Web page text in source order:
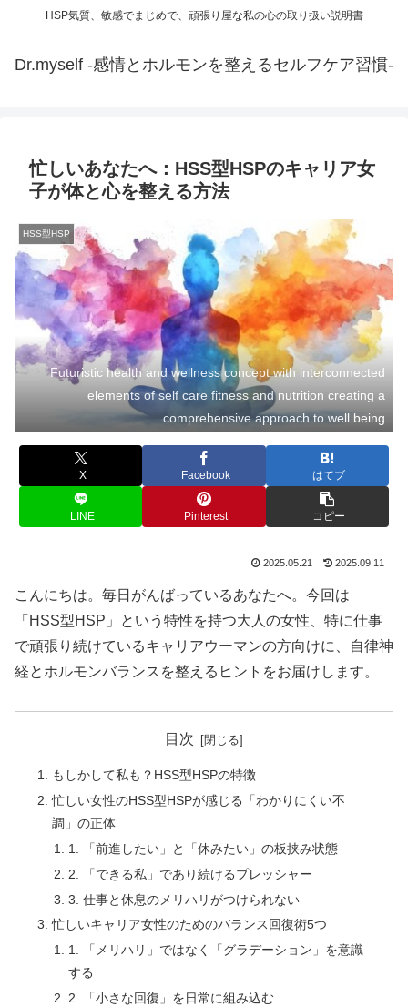
HSP気質、敏感でまじめで、頑張り屋な私の心の取り扱い説明書
Dr.myself -感情とホルモンを整えるセルフケア習慣-
忙しいあなたへ：HSS型HSPのキャリア女
子が体と心を整える方法
HSS型HSP
Futuristic health and wellness concept with interconnected
elements of self care fitness and nutrition creating a
comprehensive approach to well being
X Facebook はてブ
LINE Pinterest コピー
2025.05.21 2025.09.11
こんにちは。毎日がんばっているあなたへ。今回は
「HSS型HSP」という特性を持つ大人の女性、特に仕事
で頑張り続けているキャリアウーマンの方向けに、自律神
経とホルモンバランスを整えるヒントをお届けします。
目次
もしかして私も？HSS型HSPの特徴
忙しい女性のHSS型HSPが感じる「わかりにくい不
調」の正体
1. 「前進したい」と「休みたい」の板挟み状態
2. 「できる私」であり続けるプレッシャー
3. 仕事と休息のメリハリがつけられない
忙しいキャリア女性のためのバランス回復術5つ
1. 「メリハリ」ではなく「グラデーション」を意識
する
2. 「小さな回復」を日常に組み込む